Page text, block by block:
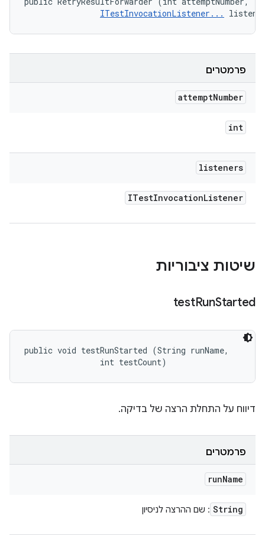
ITestInvocationListener...
פרמטרים
attemptNumber
int
listeners
ITestInvocationListener
שיטות ציבוריות
testRunStarted
public void testRunStarted (String runName,
                int testCount)
דיווח על התחלת הרצה של בדיקה.
פרמטרים
runName
String : שם ההרצה לניסיון